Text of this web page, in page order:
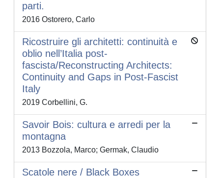
parti.
2016 Ostorero, Carlo
Ricostruire gli architetti: continuità e
oblio nell’Italia post-
fascista/Reconstructing Architects:
Continuity and Gaps in Post-Fascist
Italy
2019 Corbellini, G.
Savoir Bois: cultura e arredi per la
montagna
2013 Bozzola, Marco; Germak, Claudio
Scatole nere / Black Boxes